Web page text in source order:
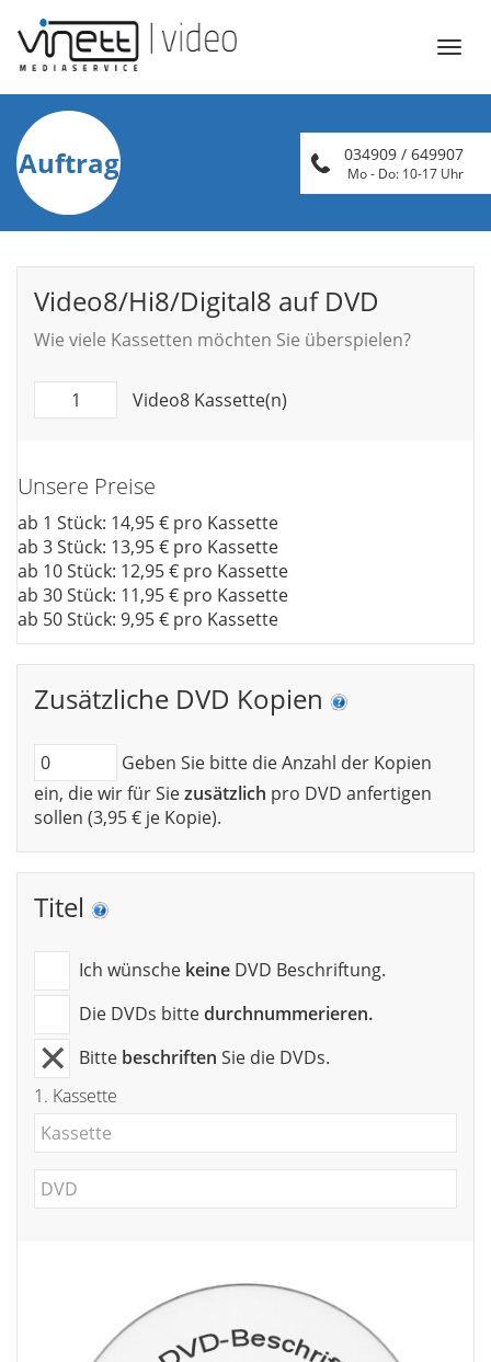
034909 / 649907
Mo - Do: 10-17 Uhr
Auftrag
Video8/Hi8/Digital8 auf DVD
Wie viele Kassetten möchten Sie überspielen?
Video8 Kassette(n)
Unsere Preise
ab 1 Stück: 14,95 € pro Kassette
ab 3 Stück: 13,95 € pro Kassette
ab 10 Stück: 12,95 € pro Kassette
ab 30 Stück: 11,95 € pro Kassette
ab 50 Stück: 9,95 € pro Kassette
Zusätzliche DVD Kopien
Geben Sie bitte die Anzahl der Kopien
ein, die wir für Siezusätzlich pro DVD anfertigen
sollen (3,95 € je Kopie).
Titel
Ich wünsche keine DVD Beschriftung.
Die DVDs bittedurchnummerieren.
Bitte beschriften Sie die DVDs.
1. Kassette